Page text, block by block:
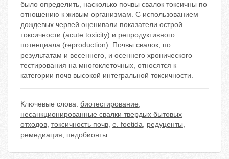
было определить, насколько почвы свалок токсичны по
отношению к живым организмам. С использованием
дождевых червей оценивали показатели острой
токсичности (acute toxicity) и репродуктивного
потенциала (reproduction). Почвы свалок, по
результатам и весеннего, и осеннего хронического
тестирования на многоклеточных, относятся к
категории почв высокой интегральной токсичности.
Ключевые слова: биотестирование,
несанкционированные свалки твердых бытовых
отходов, токсичность почв, e. foetida, редуценты,
ремедиация, педобионты